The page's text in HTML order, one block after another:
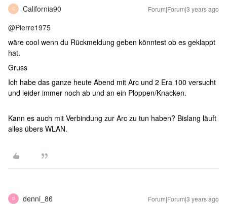
C California90 Forum|Forum|3 years ago
@Pierre1975
wäre cool wenn du Rückmeldung geben könntest ob es geklappt
hat.
Gruss
Ich habe das ganze heute Abend mit Arc und 2 Era 100 versucht
und leider immer noch ab und an ein Ploppen/Knacken.
Kann es auch mit Verbindung zur Arc zu tun haben? Bislang läuft
alles übers WLAN.
D denni_86 Forum|Forum|3 years ago